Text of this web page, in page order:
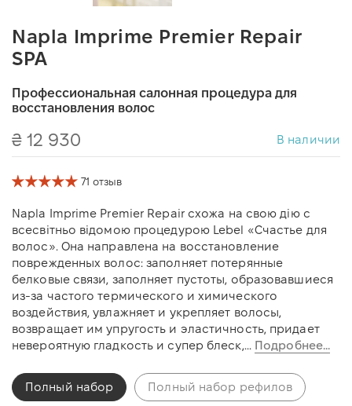
Napla Imprime Premier Repair
SPA
Профессиональная салонная процедура для
восстановления волос
₴ 12 930 В наличии
71 отзыв
Napla Imprime Premier Repair схожа на свою дію с
всесвітньо відомою процедурою Lebel «Счастье для
волос». Она направлена на восстановление
поврежденных волос: заполняет потерянные
белковые связи, заполняет пустоты, образовавшиеся
из-за частого термического и химического
воздействия, увлажняет и укрепляет волосы,
возвращает им упругость и эластичность, придает
невероятную гладкость и супер блеск,... Подробнее...
Полный набор Полный набор рефилов